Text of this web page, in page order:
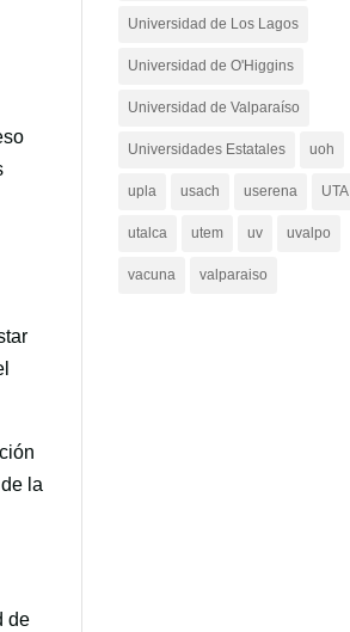
la
de
Universidad de Los Lagos
Universidad de O'Higgins
Universidad de Valparaíso
Universidades Estatales uoh
upla usach userena UTA
utalca utem uv uvalpo
vacuna valparaiso